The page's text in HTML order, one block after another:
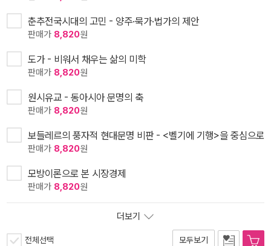
춘추전국시대의 고민 - 양주·묵가·법가의 제안
판매가 8,820원
도가 - 비워서 채우는 삶의 미학
판매가 8,820원
원시유교 - 동아시아 문명의 축
판매가 8,820원
보들레르의 풍자적 현대문명 비판 - <벨기에 기행>을 중심으로
판매가 8,820원
모방이론으로 본 시장경제
판매가 8,820원
더보기
전체선택 모두보기